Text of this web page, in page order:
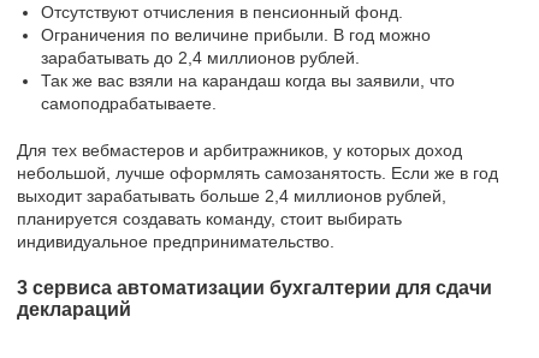
Отсутствуют отчисления в пенсионный фонд.
Ограничения по величине прибыли. В год можно
зарабатывать до 2,4 миллионов рублей.
Так же вас взяли на карандаш когда вы заявили, что
самоподрабатываете.
Для тех вебмастеров и арбитражников, у которых доход
небольшой, лучше оформлять самозанятость. Если же в год
выходит зарабатывать больше 2,4 миллионов рублей,
планируется создавать команду, стоит выбирать
индивидуальное предпринимательство.
3 сервиса автоматизации бухгалтерии для сдачи
деклараций